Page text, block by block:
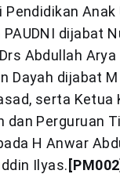
Pendidikan Anak
dijabat
Abdullah Arya
Dayah dijabat M
serta Ketua
dan Perguruan
H Anwar
Ilyas. [PM002]